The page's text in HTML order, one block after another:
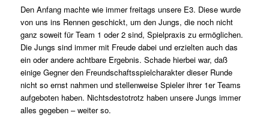
Den Anfang machte wie immer freitags unsere E3. Diese wurde
von uns ins Rennen geschickt, um den Jungs, die noch nicht
ganz soweit für Team 1 oder 2 sind, Spielpraxis zu ermöglichen.
Die Jungs sind immer mit Freude dabei und erzielten auch das
ein oder andere achtbare Ergebnis. Schade hierbei war, daß
einige Gegner den Freundschaftsspielcharakter dieser Runde
nicht so ernst nahmen und stellenweise Spieler ihrer 1er Teams
aufgeboten haben. Nichtsdestotrotz haben unsere Jungs immer
alles gegeben – weiter so.